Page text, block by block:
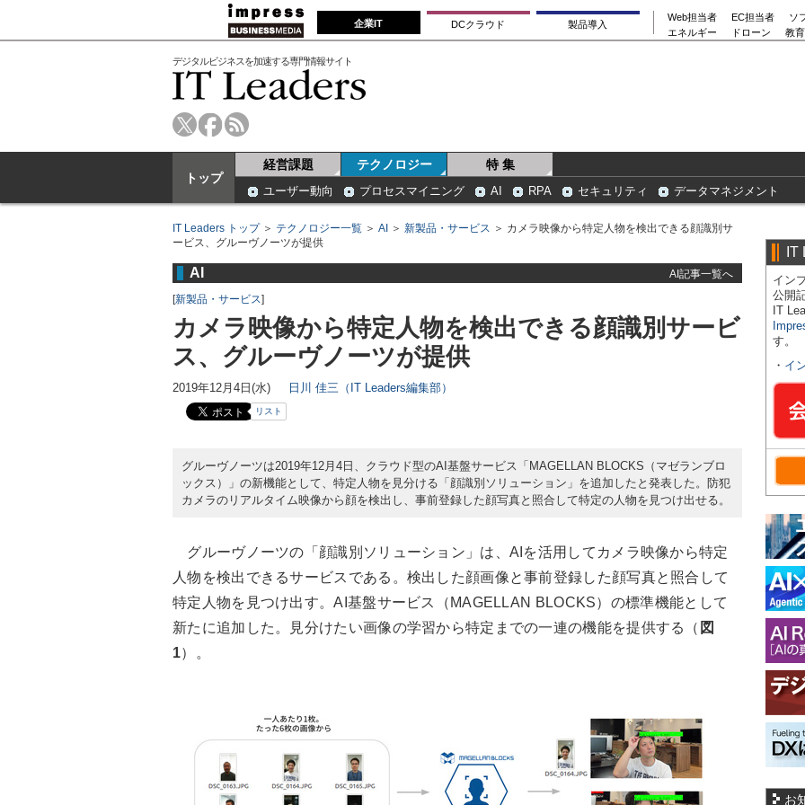
企業IT DCクラウド 製品導入
Web担当者 EC担当者
ソ
エネルギー
ドローン 教
デジタルビジネスを加速する専門情報サイト
トップ
経営課題 テクノロジー 特 集
ユーザー動向 プロセスマイニング AI RPA セキュリティ データマネジメント
IT Leaders トップ＞ テクノロジー一覧 ＞ AI ＞ 新製品・サービス ＞ カメラ映像から特定人物を検出できる顔識別サ
ービス、グルーヴノーツが提供
AI
AI記事一覧へ
[新製品・サービス]
カメラ映像から特定人物を検出できる顔識別サービ
ス、グルーヴノーツが提供
2019年12月4日(水) 日川 佳三（IT Leaders編集部）
リスト
グルーヴノーツは2019年12月4日、クラウド型のAI基盤サービス「MAGELLAN BLOCKS（マゼランブロ
ックス）」の新機能として、特定人物を見分ける「顔識別ソリューション」を追加したと発表した。防犯
カメラのリアルタイム映像から顔を検出し、事前登録した顔写真と照合して特定の人物を見つけ出せる。
グルーヴノーツの「顔識別ソリューション」は、AIを活用してカメラ映像から特定
人物を検出できるサービスである。検出した顔画像と事前登録した顔写真と照合して
特定人物を見つけ出す。AI基盤サービス（MAGELLAN BLOCKS）の標準機能として
新たに追加した。見分けたい画像の学習から特定までの一連の機能を提供する（ 図
1）。
IT
イン
公開
IT
す。
・ イ
お